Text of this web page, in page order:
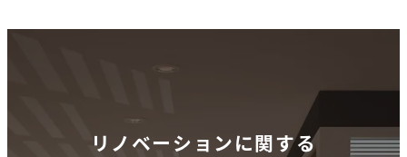
の
リノベーションに関する